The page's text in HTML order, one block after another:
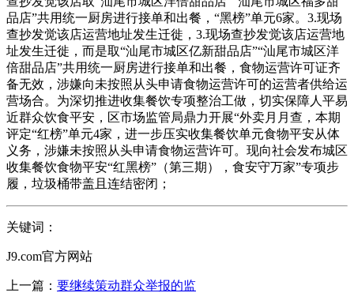
品店”共用统一厨房进行接单和出餐，“黑榜”单元6家。3.现场
查抄发觉该店运营地址发生迁徙，3.现场查抄发觉该店运营地
址发生迁徙，而是取“汕尾市城区亿新甜品店”“汕尾市城区洋
倍甜品店”共用统一厨房进行接单和出餐，食物运营许可证齐
备无效，涉嫌向未按照从头申请食物运营许可的运营者供给运
营场合。为深切推进收集餐饮专项整治工做，切实保障人平易
近群众饮食平安，区市场监管局鼎力开展“外卖月月查，本期
评定“红榜”单元4家，进一步压实收集餐饮单元食物平安从体
义务，涉嫌未按照从头申请食物运营许可。现向社会发布城区
收集餐饮食物平安“红黑榜”（第三期），食安守万家”专项步
履，垃圾桶带盖且连结密闭；
关键词：
J9.com官方网站
上一篇： 要继续策动群众举报的监